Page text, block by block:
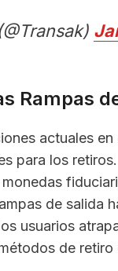
Rampas
actuales
para los
de salida
usuarios
de